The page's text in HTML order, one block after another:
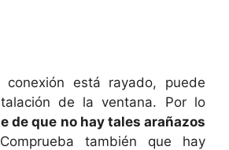
está rayado, puede
de la ventana. Por lo
de que no hay tales arañazos
también que hay